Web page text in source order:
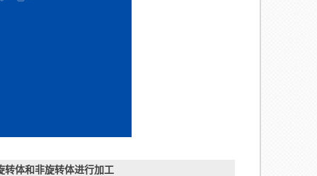
体和非旋转体进行加工